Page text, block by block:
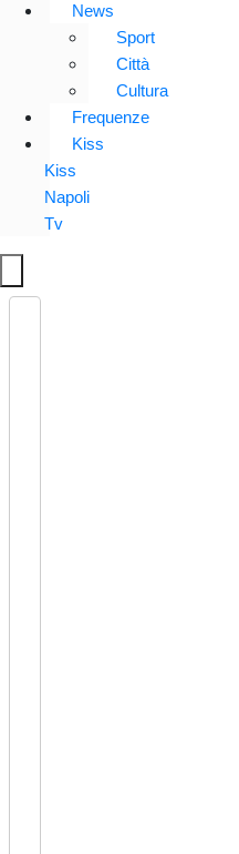
News
Sport
Città
Cultura
Frequenze
Kiss
Kiss
Napoli
Tv